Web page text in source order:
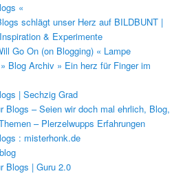
«
schlägt unser Herz auf BILDBUNT |
& Experimente
Go On (on Blogging) « Lampe
Blog Archiv » Ein herz für Finger im
| Sechzig Grad
Blogs – Seien wir doch mal ehrlich, Blog,
– Plerzelwupps Erfahrungen
: misterhonk.de
Blogs | Guru 2.0